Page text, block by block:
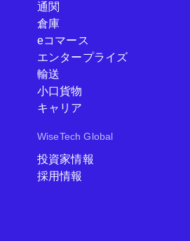
通関
倉庫
eコマース
エンタープライズ
輸送
小口貨物
キャリア
WiseTech Global
投資家情報
採用情報